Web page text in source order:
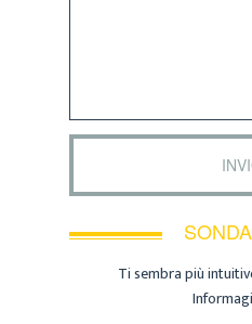
Ti sembra più